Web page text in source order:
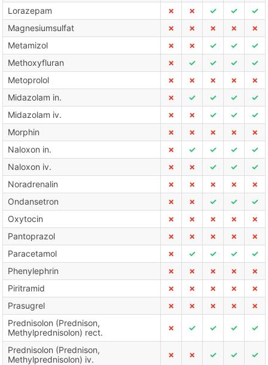
Lorazepam
✗ ✗ ✓ ✓
✓
Magnesiumsulfat
✗ ✗ ✗ ✗
✗
Metamizol
✗ ✗ ✓ ✓
✓
Methoxyfluran
✗ ✓ ✓ ✓
✓
Metoprolol
✗ ✗ ✗ ✗
✗
Midazolam in.
✗ ✓ ✓ ✓
✓
Midazolam iv.
✗ ✗ ✓ ✓
✓
Morphin
✗ ✗ ✗ ✗
✗
Naloxon in.
✗ ✓ ✓ ✓
✓
Naloxon iv.
✗ ✗ ✓ ✓
✓
Noradrenalin
✗ ✗ ✗ ✗
✗
Ondansetron
✗ ✗ ✓ ✓
✓
Oxytocin
✗ ✗ ✗ ✗
✗
Pantoprazol
✗ ✗ ✗ ✗
✗
Paracetamol
✗ ✓ ✓ ✓
✓
Phenylephrin
✗ ✗ ✗ ✗
✗
Piritramid
✗ ✗ ✗ ✗
✗
Prasugrel
✗ ✗ ✗ ✗
✗
Prednisolon (Prednison,
Methylprednisolon) rect.
✗ ✓ ✓ ✓ ✓
Prednisolon (Prednison,
Methylprednisolon) iv.
✗ ✗ ✓ ✓ ✓